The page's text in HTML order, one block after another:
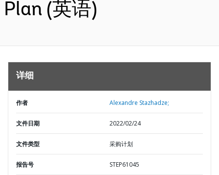
Plan (英语)
详细
作者 Alexandre Stazhadze;
文件日期 2022/02/24
文件类型 采购计划
报告号 STEP61045